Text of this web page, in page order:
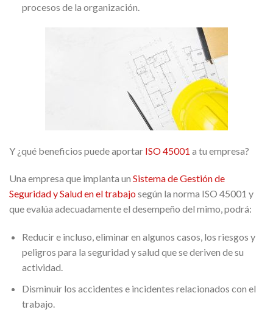
procesos de la organización.
Y ¿qué beneficios puede aportar ISO 45001 a tu empresa?
Una empresa que implanta un Sistema de Gestión de
Seguridad y Salud en el trabajosegún la norma ISO 45001 y
que evalúa adecuadamente el desempeño del mimo, podrá:
Reducir e incluso, eliminar en algunos casos, los riesgos y
peligros para la seguridad y salud que se deriven de su
actividad.
Disminuir los accidentes e incidentes relacionados con el
trabajo.